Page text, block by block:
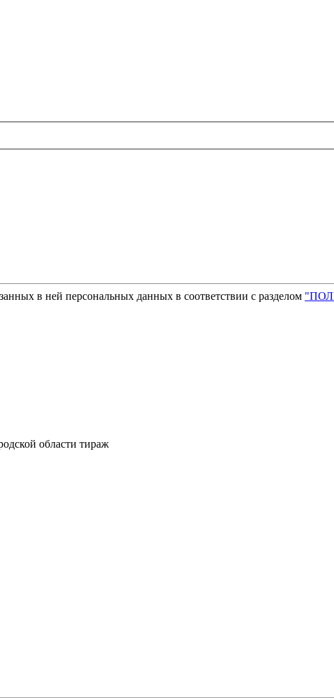
в ней персональных данных в соответствии с разделом
области тираж